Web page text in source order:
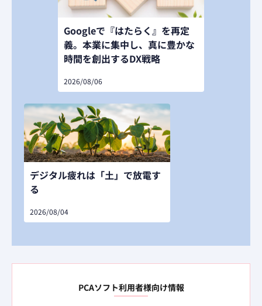
Googleで『はたらく』を再定
義。本業に集中し、真に豊かな
時間を創出するDX戦略
2026/08/06
デジタル疲れは「土」で放電す
る
2026/08/04
PCAソフト利用者様向け情報